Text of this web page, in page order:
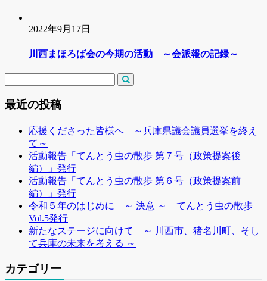
2022年9月17日
川西まほろば会の今期の活動 ～会派報の記録～
最近の投稿
応援くださった皆様へ ～兵庫県議会議員選挙を終え
て～
活動報告「てんとう虫の散歩 第７号（政策提案後
編）」発行
活動報告「てんとう虫の散歩 第６号（政策提案前
編）」発行
令和５年のはじめに ～ 決意 ～ てんとう虫の散歩
Vol.5発行
新たなステージに向けて ～ 川西市、猪名川町、そし
て兵庫の未来を考える ～
カテゴリー